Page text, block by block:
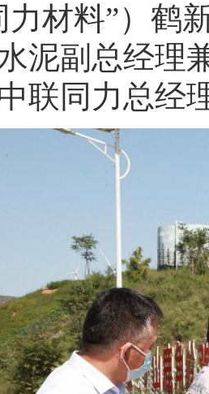
力材料”）鹤
泥副总经理
联同力总经